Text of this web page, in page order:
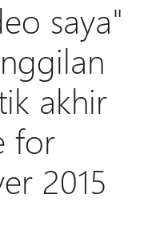
saya"
akhir
for
2015